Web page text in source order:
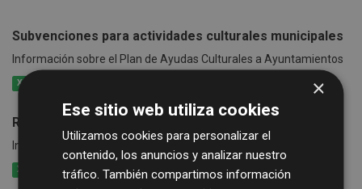
Subvenciones para actividades culturales municipales
Información sobre el Plan de Ayudas Culturales a Ayuntamientos
XLSX
Rutas de Bibliobús
Información de las rutas y calendario del Servicio de Bibliobús
XLSX CSV XML
×
Ese sitio web utiliza cookies
Utilizamos cookies para personalizar el
contenido, los anuncios y analizar nuestro
tráfico. También compartimos información